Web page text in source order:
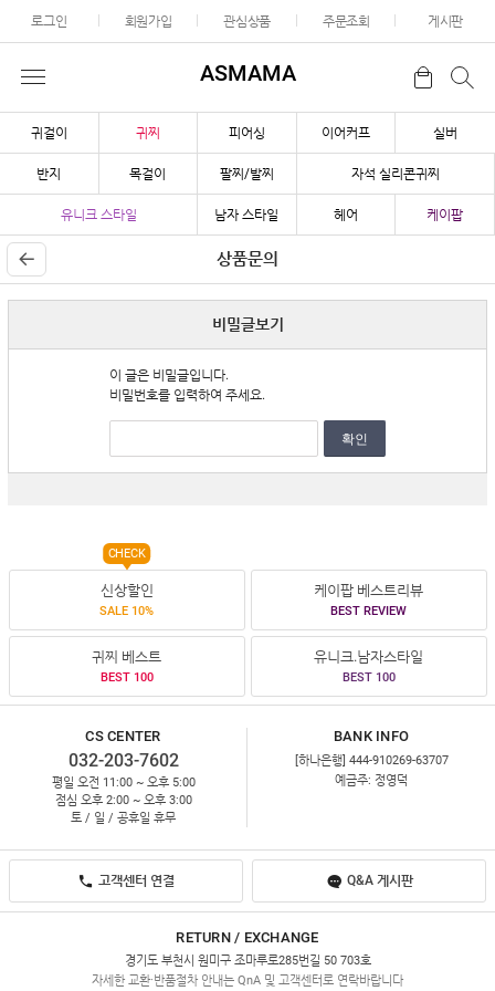
로그인 회원가입 관심상품 주문조회 게시판
ASMAMA
귀걸이 귀찌 피어싱 이어커프 실버
반지 목걸이 팔찌/발찌 자석 실리콘귀찌
유니크 스타일 남자 스타일 헤어 케이팝
상품문의
비밀글보기
이 글은 비밀글입니다.
비밀번호를 입력하여 주세요.
확인
신상할인
SALE 10%
CHECK
케이팝 베스트리뷰
BEST REVIEW
귀찌 베스트
BEST 100
유니크.남자스타일
BEST 100
CS CENTER
032-203-7602
평일 오전 11:00 ~ 오후 5:00
점심 오후 2:00 ~ 오후 3:00
토 / 일 / 공휴일 휴무
BANK INFO
[하나은행] 444-910269-63707
예금주: 정영덕
고객센터 연결 Q&A 게시판
RETURN / EXCHANGE
경기도 부천시 원미구 조마루로285번길 50 703호
자세한 교환·반품절차 안내는 QnA 및 고객센터로 연락바랍니다